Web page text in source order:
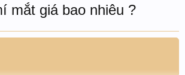
mắt giá bao nhiêu ?